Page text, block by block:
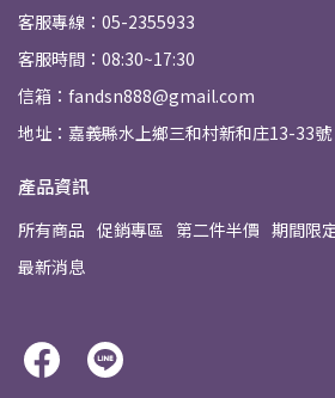
客服專線：05-2355933
客服時間：08:30~17:30
信箱：fandsn888@gmail.com
地址：嘉義縣水上鄉三和村新和庄13-33號
產品資訊
所有商品 促銷專區 第二件半價 期間限
最新消息